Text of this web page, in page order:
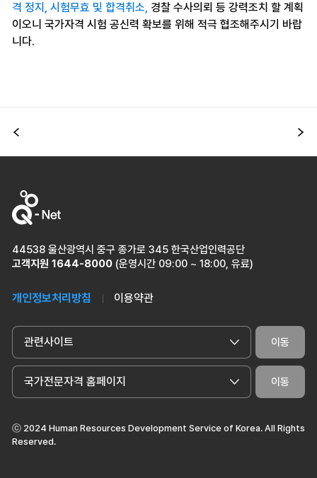
격 정지, 시험무효 및 합격취소, 경찰 수사의뢰 등 강력조치 할 계획
이오니 국가자격 시험 공신력 확보를 위해 적극 협조해주시기 바랍
니다.
이전
44538 울산광역시 중구 종가로 345 한국산업인력공단
고객지원 1644-8000 (운영시간 09:00 ~ 18:00, 유료)
개인정보처리방침 이용약관
관련사이트 이동
국가전문자격 홈페이지 이동
ⓒ 2024 Human Resources Development Service of Korea. All Rights
Reserved.